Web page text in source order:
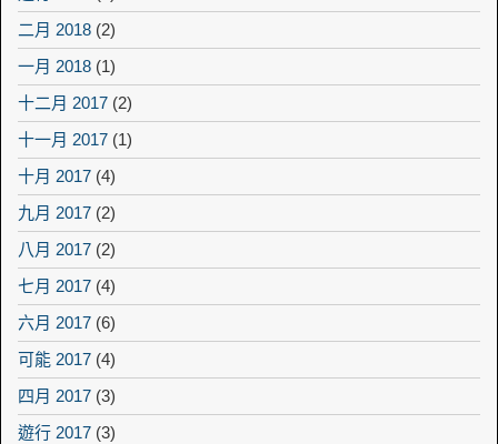
二月 2018 (2)
一月 2018 (1)
十二月 2017 (2)
十一月 2017 (1)
十月 2017 (4)
九月 2017 (2)
八月 2017 (2)
七月 2017 (4)
六月 2017 (6)
可能 2017 (4)
四月 2017 (3)
遊行 2017 (3)